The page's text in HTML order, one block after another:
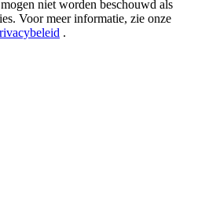
| Daily Rewards
niet worden beschouwd als
Voor meer informatie, zie onze
.